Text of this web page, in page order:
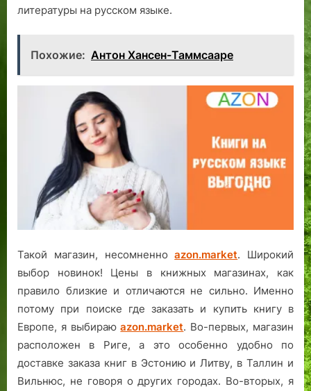
литературы на русском языке.
Похожие: Антон Хансен-Таммсааре
Такой магазин, несомненноazon.market. Широкий
выбор новинок! Цены в книжных магазинах, как
правило близкие и отличаются не сильно. Именно
потому при поиске где заказать и купить книгу в
Европе, я выбираюazon.market. Во-первых, магазин
расположен в Риге, а это особенно удобно по
доставке заказа книг в Эстонию и Литву, в Таллин и
Вильнюс, не говоря о других городах. Во-вторых, я